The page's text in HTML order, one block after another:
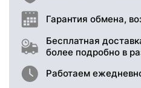
Гарантия обмена,
Бесплатная
более подробно в
Работаем